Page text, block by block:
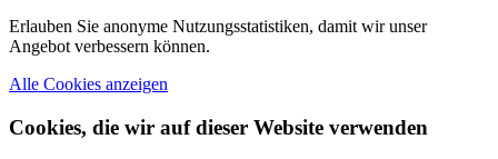
Erlauben Sie anonyme Nutzungsstatistiken, damit wir unser
Angebot verbessern können.
Alle Cookies anzeigen
Cookies, die wir auf dieser Website verwenden